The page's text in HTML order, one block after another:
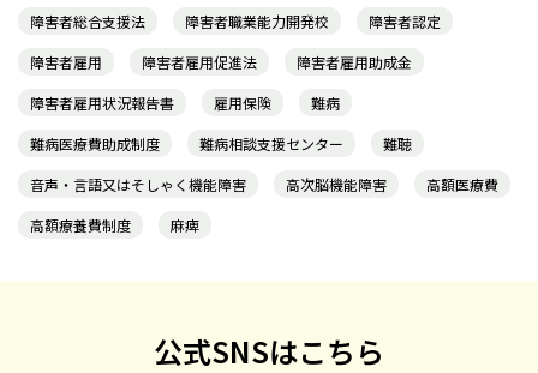
障害者総合支援法
障害者職業能力開発校
障害者認定
障害者雇用
障害者雇用促進法
障害者雇用助成金
障害者雇用状況報告書
雇用保険
難病
難病医療費助成制度
難病相談支援センター
難聴
音声・言語又はそしゃく機能障害
高次脳機能障害
高額医療費
高額療養費制度
麻痺
公式SNSはこちら